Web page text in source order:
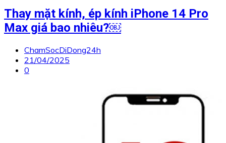
Thay mặt kính, ép kính iPhone 14 Pro
Max giá bao nhiêu?￼
ChamSocDiDong24h
21/04/2025
0